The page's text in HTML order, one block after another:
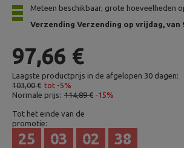
Meteen beschikbaar, grote hoeveelheden
Verzending Verzending op vrijdag van
97,66 €
Laagste productprijs in de afgelopen 30 dagen:
103,00 € tot -5%
Normale prijs: 114,89 € -15%
Tot het einde van de
promotie:
25 03 02 37